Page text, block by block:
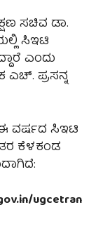
ಸಚಿವ ಡಾ.
ಸಿಇಟಿ
ಎಂದು
ಎಚ್. ಪ್ರಸನ್ನ
ಈ ವರ್ಷದ ಸಿಇಟಿ
ಕೆಳಕಂಡ
ugcetran